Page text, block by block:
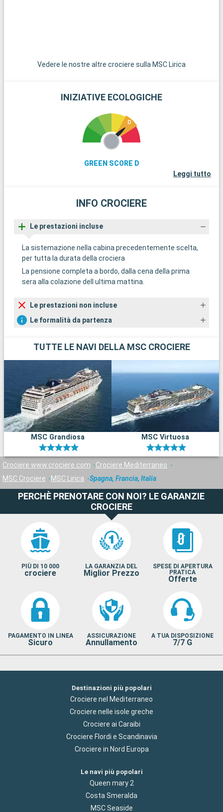
Vedere le nostre altre crociere sulla MSC Lirica
INIZIATIVE ECOLOGICHE
GREEN SCORE D
Leggi tutto
INFO CROCIERE
Le prestazioni incluse
La sistemazione nella cabina precedentemente scelta,
per tutta la durata della crociera
La pensione completa a bordo, dalla cena della prima
sera alla colazione dell ultima mattina.
Le prestazioni non incluse
Le formalità da partenza
TUTTE LE NAVI DELLA MSC CROCIERE
MSC Grandiosa MSC Virtuosa
Crociere www.crociere.com
Crociere Mediterraneo
MSC Crociere
MSC Lirica Spagna, Francia, Italia
PERCHÈ PRENOTARE CON NOI? LE GARANZIE
CROCIERE
PIÙ DI 10 000
crociere
LA GARANZIA DEL
Miglior Prezzo
SPESE DI APERTURA
PRATICA
Offerte
PAGAMENTO IN LINEA
Sicuro
ASSICURAZIONE
Annullamento
A TUA DISPOSIZIONE
7/7 G
Destinazioni più popolari
Crociere nel Mediterraneo
Crociere nelle isole greche
Crociere ai Caraibi
Crociere Flordi e Scandinavia
Crociere in Nord Europa
Le navi più popolari
Queen mary 2
Costa Smeralda
MSC Seaside